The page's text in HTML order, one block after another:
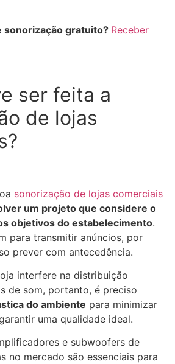
sonorização gratuito? Receber
ser feita a
de lojas
sonorização de lojas comerciais
um projeto que considere o
objetivos do estabelecimento.
para transmitir anúncios, por
prever com antecedência.
interfere na distribuição
de som, portanto, é preciso
do ambiente para minimizar
uma qualidade ideal.
e subwoofers de
no mercado são essenciais para